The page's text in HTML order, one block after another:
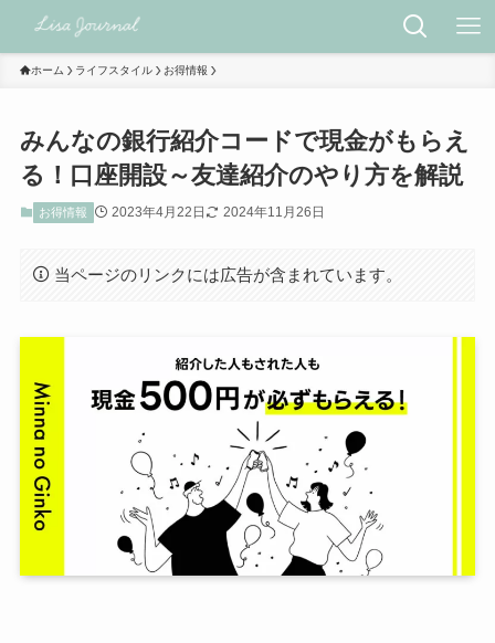
ホーム ライフスタイル お得情報
みんなの銀行紹介コードで現金がもらえ
る！口座開設～友達紹介のやり方を解説
お得情報 2023年4月22日 2024年11月26日
当ページのリンクには広告が含まれています。